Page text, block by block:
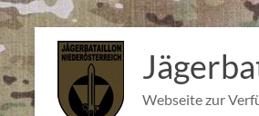
Inhalt
springen
Webseite zur